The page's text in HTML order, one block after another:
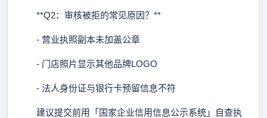
**Q2：审核被拒的常见原因？**
- 营业执照副本未加盖公章
- 门店照片显示其他品牌LOGO
- 法人身份证与银行卡预留信息不符
建议提交前用「国家企业信用信息公示系统」自查执